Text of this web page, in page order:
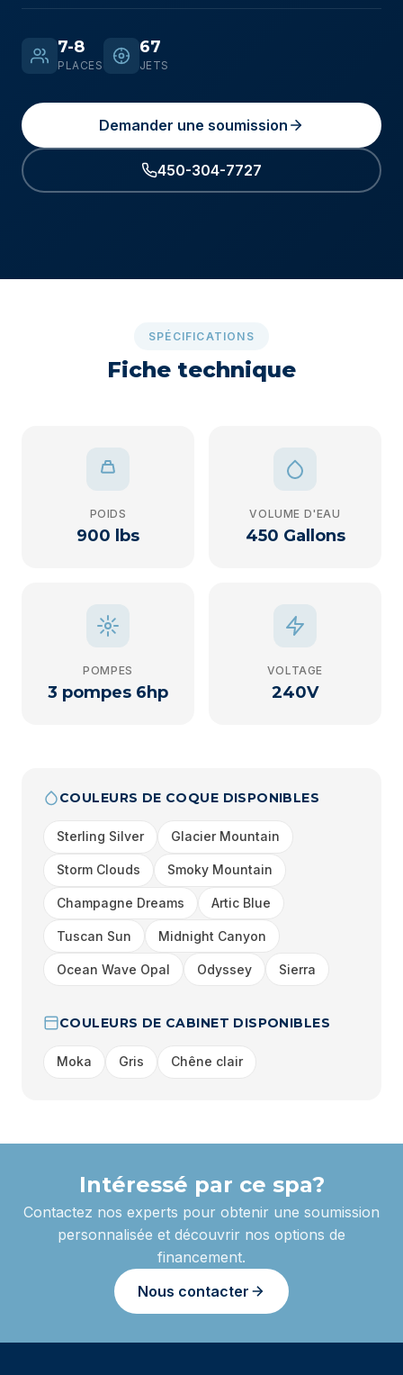
7-8
PLACES
67
JETS
Demander une soumission
450-304-7727
SPÉCIFICATIONS
Fiche technique
POIDS
900 lbs
VOLUME D'EAU
450 Gallons
POMPES
3 pompes 6hp
VOLTAGE
240V
COULEURS DE COQUE DISPONIBLES
Sterling Silver Glacier Mountain
Storm Clouds Smoky Mountain
Champagne Dreams Artic Blue
Tuscan Sun Midnight Canyon
Ocean Wave Opal Odyssey Sierra
COULEURS DE CABINET DISPONIBLES
Moka Gris Chêne clair
Intéressé par ce spa?
Contactez nos experts pour obtenir une soumission
personnalisée et découvrir nos options de
financement.
Nous contacter